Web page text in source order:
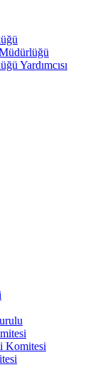
Yardımcısı
Komitesi